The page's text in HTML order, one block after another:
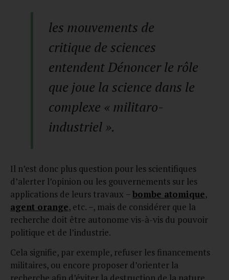
les mouvements de
critique de sciences
entendent Dénoncer le rôle
que joue la science dans le
complexe « militaro-
industriel ».
Il n’est donc plus question pour les scientifiques
d’alerter l’opinion ou les gouvernements sur les
applications de leurs travaux −bombe atomique,
agent orange, etc. −, mais de considérer que la
recherche doit être autonome vis-à-vis du pouvoir
politique et de l’industrie.
Cela signifie, par exemple, refuser les financements
militaires, ou encore proposer d’orienter la